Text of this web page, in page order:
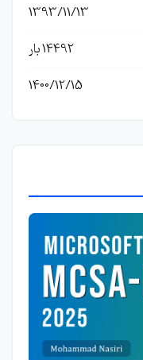
1393/11/13
14492 بار
1400/12/15